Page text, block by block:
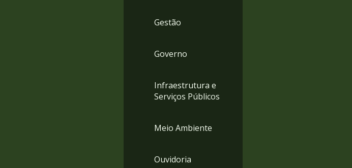
Gestão
Governo
Infraestrutura e
Serviços Públicos
Meio Ambiente
Ouvidoria